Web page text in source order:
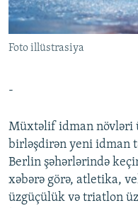
KARIKATURA
İSLAM VƏ DEMOKRATIYA
İZ - MƏDƏNIYYƏT PROQRAMI
PEŞƏ ETIKASI VƏ
MATERIALLARIMIZDAN
XƏBƏR BÜLLETENLƏRIMIZ
BIZI IZLƏ
Foto illüstrasiya
-
Müxtəlif idman növləri
birləşdirən yeni idman
Berlin şəhərlərində
xəbərə görə, atletika,
üzgüçülük və triatlon